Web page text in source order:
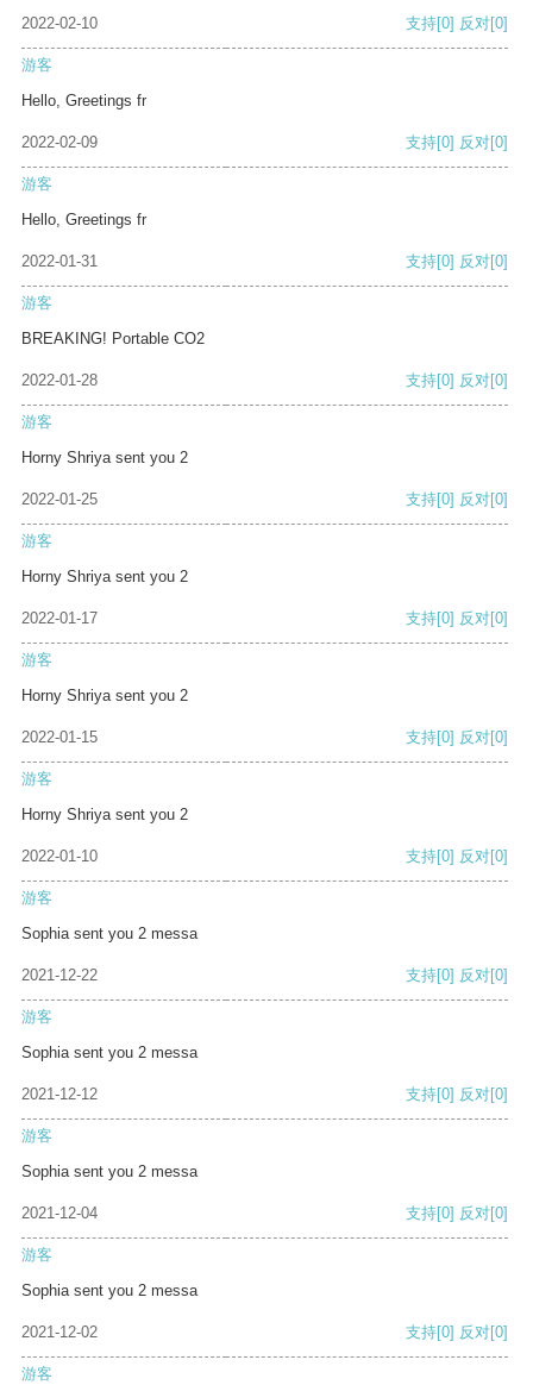
2022-02-10 支持[0] 反对[0]
游客
Hello, Greetings fr
2022-02-09 支持[0] 反对[0]
游客
Hello, Greetings fr
2022-01-31 支持[0] 反对[0]
游客
BREAKING! Portable CO2
2022-01-28 支持[0] 反对[0]
游客
Horny Shriya sent you 2
2022-01-25 支持[0] 反对[0]
游客
Horny Shriya sent you 2
2022-01-17 支持[0] 反对[0]
游客
Horny Shriya sent you 2
2022-01-15 支持[0] 反对[0]
游客
Horny Shriya sent you 2
2022-01-10 支持[0] 反对[0]
游客
Sophia sent you 2 messa
2021-12-22 支持[0] 反对[0]
游客
Sophia sent you 2 messa
2021-12-12 支持[0] 反对[0]
游客
Sophia sent you 2 messa
2021-12-04 支持[0] 反对[0]
游客
Sophia sent you 2 messa
2021-12-02 支持[0] 反对[0]
游客